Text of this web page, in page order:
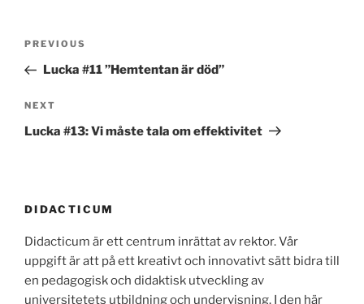
Previous
Post
PREVIOUS
Lucka #11 ”Hemtentan är död”
Next
Post
NEXT
Lucka #13: Vi måste tala om effektivitet
DIDACTICUM
Didacticum är ett centrum inrättat av rektor. Vår
uppgift är att på ett kreativt och innovativt sätt bidra till
en pedagogisk och didaktisk utveckling av
universitetets utbildning och undervisning. I den här